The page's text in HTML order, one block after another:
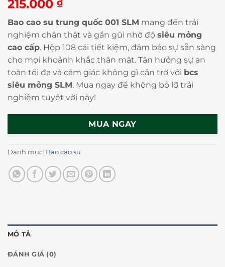
215.000 ₫
Bao cao su trung quốc 001 SLM mang đến trải
nghiệm chân thật và gần gũi nhờ độ siêu mỏng
cao cấp. Hộp 108 cái tiết kiệm, đảm bảo sự sẵn sàng
cho mọi khoảnh khắc thân mật. Tận hưởng sự an
toàn tối đa và cảm giác không gì cản trở với bcs
siêu mỏng SLM. Mua ngay để không bỏ lỡ trải
nghiệm tuyệt vời này!
MUA NGAY
Danh mục: Bao cao su
MÔ TẢ
ĐÁNH GIÁ (0)